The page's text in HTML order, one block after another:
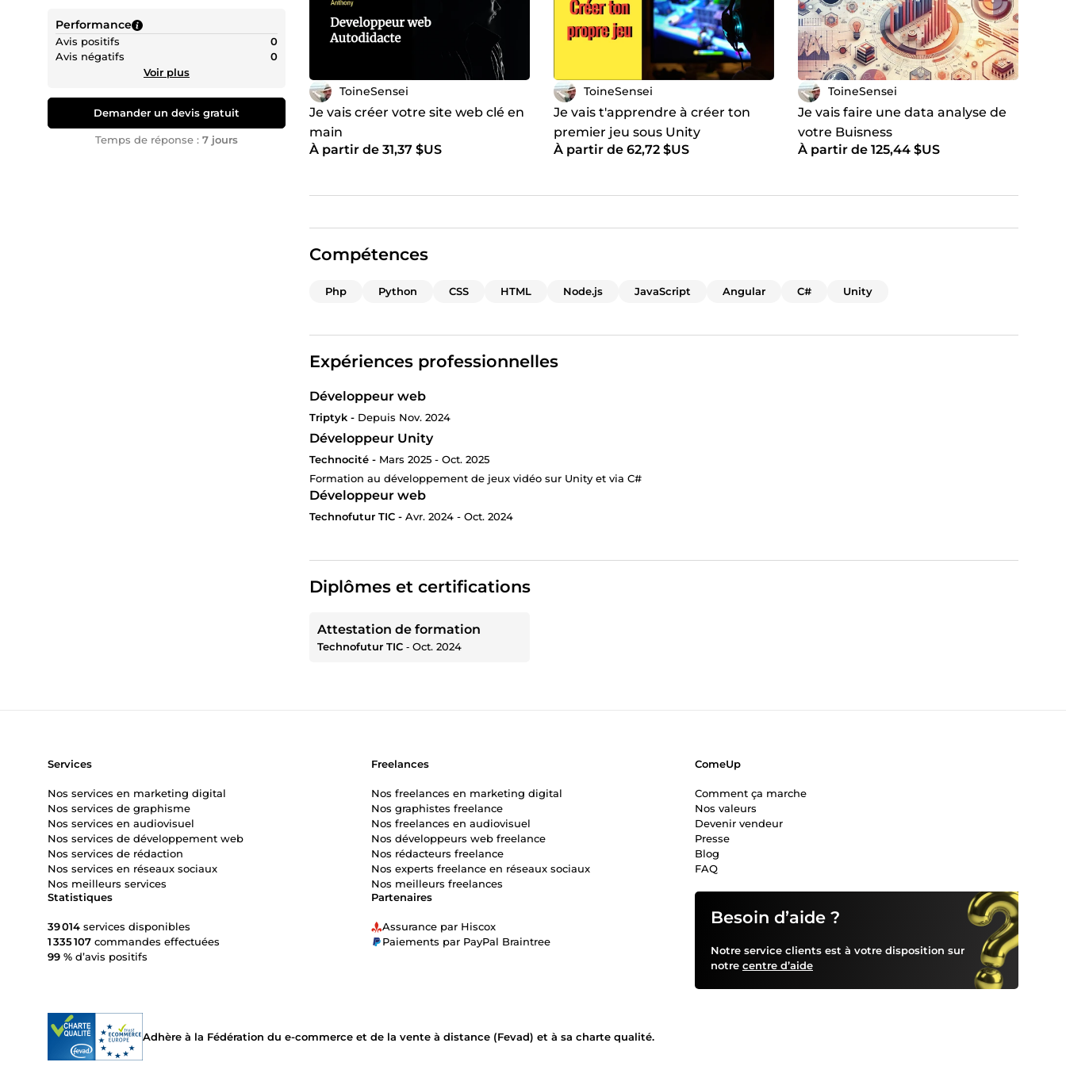
Performance
Avis positifs
0
Avis négatifs
0
Voir plus
Demander un devis gratuit
Temps de réponse : 7 jours
ToineSensei
Je vais créer votre site web clé en
main
À partir de 31,37 $US
ToineSensei
Je vais t'apprendre à créer ton
premier jeu sous Unity
À partir de 62,72 $US
ToineSensei
Je vais faire une data analyse de
votre Buisness
À partir de 125,44 $US
Compétences
Php Python CSS HTML Node.js JavaScript Angular C# Unity
Expériences professionnelles
Développeur web
Triptyk - Depuis Nov. 2024
Développeur Unity
Technocité - Mars 2025 - Oct. 2025
Formation au développement de jeux vidéo sur Unity et via C#
Développeur web
Technofutur TIC - Avr. 2024 - Oct. 2024
Diplômes et certifications
Attestation de formation
Technofutur TIC ‐ Oct. 2024
Besoin d’aide ?
Notre service clients est à votre disposition sur
notre centre d’aide
Partenaires
Assurance par Hiscox
Paiements par PayPal Braintree
Statistiques
39 014 services disponibles
1 335 107 commandes effectuées
99 % d’avis positifs
Services
Nos services en marketing digital
Nos services de graphisme
Nos services en audiovisuel
Nos services de développement web
Nos services de rédaction
Nos services en réseaux sociaux
Nos meilleurs services
Freelances
Nos freelances en marketing digital
Nos graphistes freelance
Nos freelances en audiovisuel
Nos développeurs web freelance
Nos rédacteurs freelance
Nos experts freelance en réseaux sociaux
Nos meilleurs freelances
ComeUp
Comment ça marche
Nos valeurs
Devenir vendeur
Presse
Blog
FAQ
Adhère à la Fédération du e-commerce et de la vente à distance (Fevad) et à sa charte qualité.